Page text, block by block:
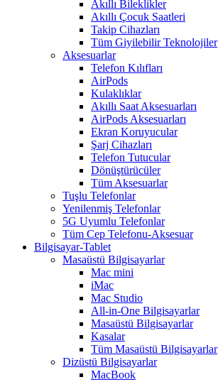
Akıllı Bileklikler
Akıllı Çocuk Saatleri
Takip Cihazları
Tüm Giyilebilir Teknolojiler
Aksesuarlar
Telefon Kılıfları
AirPods
Kulaklıklar
Akıllı Saat Aksesuarları
AirPods Aksesuarları
Ekran Koruyucular
Şarj Cihazları
Telefon Tutucular
Dönüştürücüler
Tüm Aksesuarlar
Tuşlu Telefonlar
Yenilenmiş Telefonlar
5G Uyumlu Telefonlar
Tüm Cep Telefonu-Aksesuar
Bilgisayar-Tablet
Masaüstü Bilgisayarlar
Mac mini
iMac
Mac Studio
All-in-One Bilgisayarlar
Masaüstü Bilgisayarlar
Kasalar
Tüm Masaüstü Bilgisayarlar
Dizüstü Bilgisayarlar
MacBook